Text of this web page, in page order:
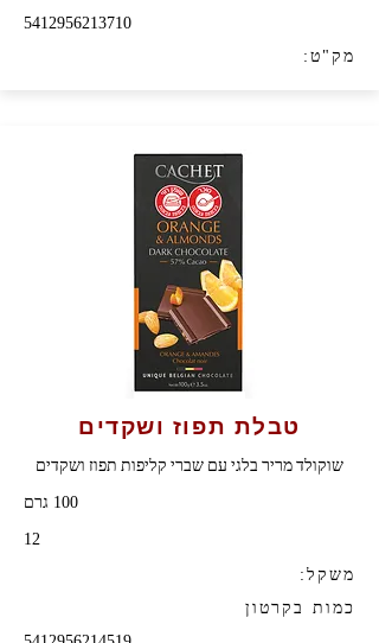
5412956213710
מק"ט:
טבלת תפוז ושקדים
שוקולד מריר בלגי עם שברי קליפות תפוז ושקדים
100 גרם
12
משקל:
כמות בקרטון